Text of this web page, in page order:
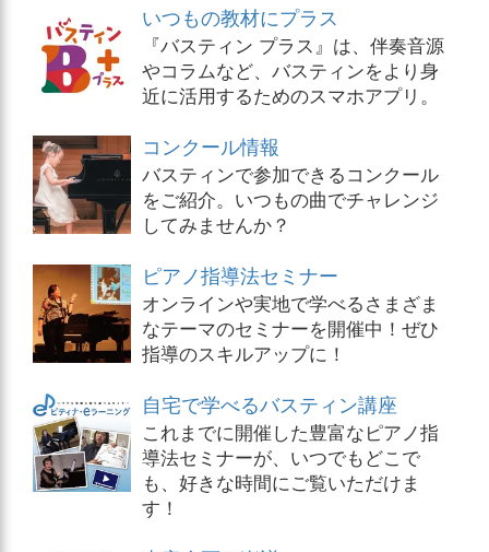
いつもの教材にプラス
『バスティン プラス』は、伴奏音源
やコラムなど、バスティンをより身
近に活用するためのスマホアプリ。
コンクール情報
バスティンで参加できるコンクール
をご紹介。いつもの曲でチャレンジ
してみませんか？
ピアノ指導法セミナー
オンラインや実地で学べるさまざま
なテーマのセミナーを開催中！ぜひ
指導のスキルアップに！
自宅で学べるバスティン講座
これまでに開催した豊富なピアノ指
導法セミナーが、いつでもどこで
も、好きな時間にご覧いただけま
す！